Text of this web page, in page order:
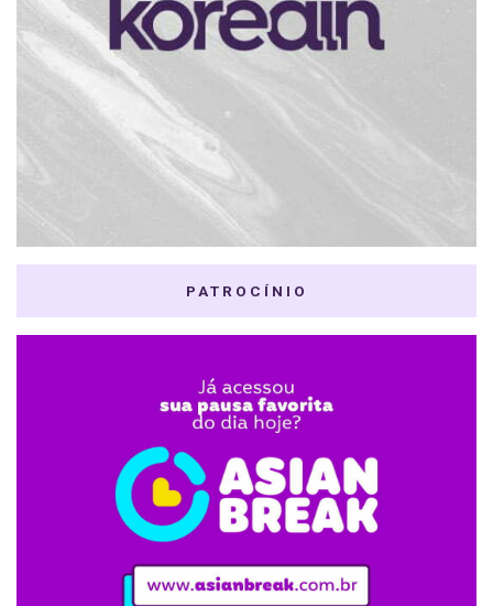
PATROCÍNIO